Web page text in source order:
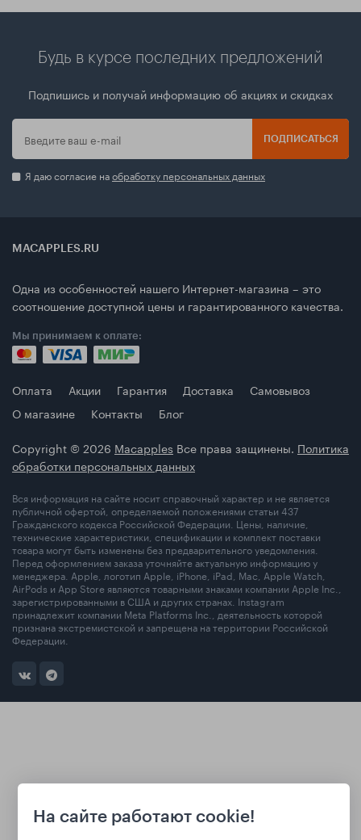
Будь в курсе последних предложений
Подпишись и получай информацию об акциях и скидках
ПОДПИСАТЬСЯ
Я даю согласие наобработку персональных данных
MACAPPLES.RU
Одна из особенностей нашего Интернет-магазина – это
соотношение доступной цены и гарантированного качества.
Мы принимаем к оплате:
Оплата Акции Гарантия Доставка
Самовывоз
О магазине
Контакты
Блог
Copyright © 2026 Macapples Все права защинены. Политика
обработки персональных данных
Вся информация на сайте носит справочный характер и не является
публичной офертой, определяемой положениями статьи 437
Гражданского кодекса Российской Федерации. Цены, наличие,
технические характеристики, спецификации и комплект поставки
товара могут быть изменены без предварительного уведомления.
Перед оформлением заказа уточняйте актуальную информацию у
менеджера. Apple, логотип Apple, iPhone, iPad, Mac, Apple Watch,
AirPods и App Store являются товарными знаками компании Apple Inc.,
зарегистрированными в США и других странах. Instagram
принадлежит компании Meta Platforms Inc., деятельность которой
признана экстремистской и запрещена на территории Российской
Федерации.
На сайте работают cookie!